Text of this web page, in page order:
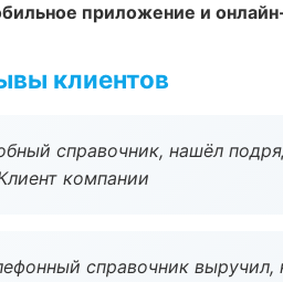
приложение и
клиентов
справочник, нашёл
компании
справочник выручил,